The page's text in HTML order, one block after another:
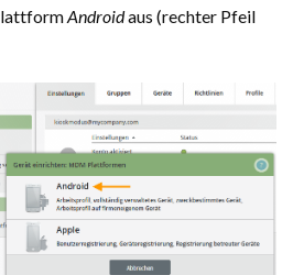
Androidaus (rechter Pfeil